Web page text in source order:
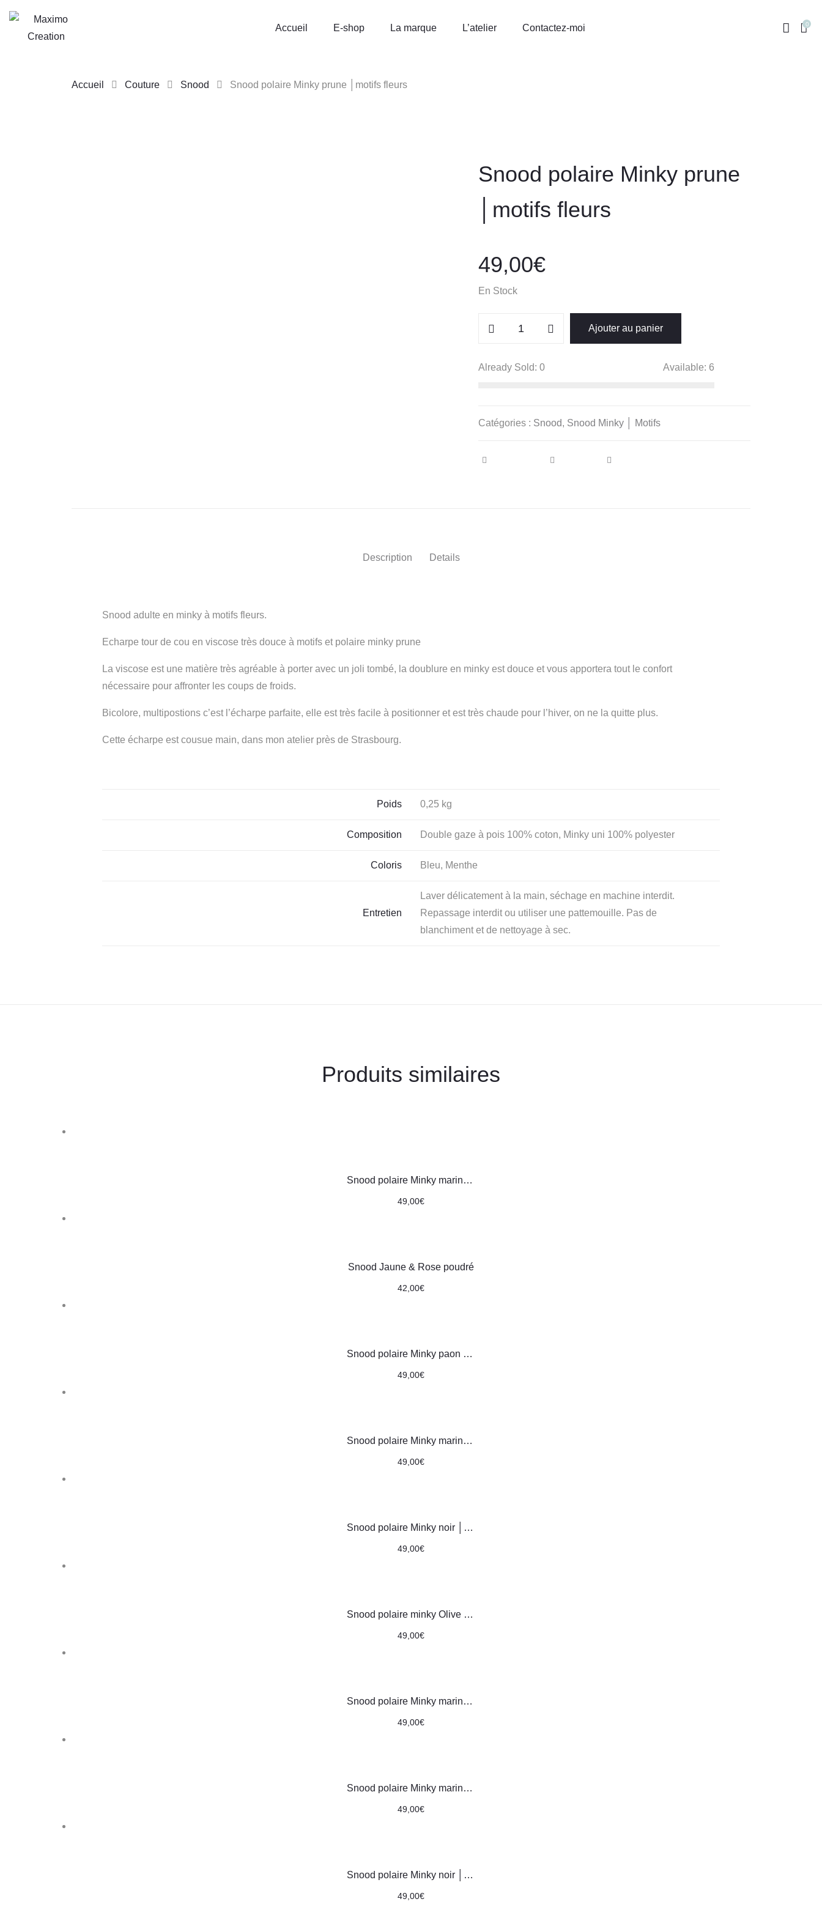
Accueil E-shop La marque L’atelier Contactez-moi 0
Accueil Couture Snood Snood polaire Minky prune │motifs fleurs
Snood polaire Minky prune
│motifs fleurs
49,00€
En Stock
polaire
│motifs
Ajouter au panier
Already Sold: 0 Available: 6
Catégories : Snood, Snood Minky │ Motifs
Description Details
Snood adulte en minky à motifs fleurs.
Echarpe tour de cou en viscose très douce à motifs et polaire minky prune
La viscose est une matière très agréable à porter avec un joli tombé, la doublure en minky est douce et vous apportera tout le confort
nécessaire pour affronter les coups de froids.
Bicolore, multipostions c’est l’écharpe parfaite, elle est très facile à positionner et est très chaude pour l’hiver, on ne la quitte plus.
Cette écharpe est cousue main, dans mon atelier près de Strasbourg.
Poids 0,25 kg
Composition Double gaze à pois 100% coton, Minky uni 100% polyester
Coloris Bleu, Menthe
Entretien
Laver délicatement à la main, séchage en machine interdit.
Repassage interdit ou utiliser une pattemouille. Pas de
blanchiment et de nettoyage à sec.
Produits similaires
Snood polaire Minky marine │ motifs petites fleurs multicolores
49,00€
Snood Jaune & Rose poudré
42,00€
Snood polaire Minky paon │ motifs grandes fleurs multicolores
49,00€
Snood polaire Minky marine │ motifs petites fleurs bleues et roses
49,00€
Snood polaire Minky noir │ motifs grandes fleurs multicolores
49,00€
Snood polaire minky Olive │ Vert mousse
49,00€
Snood polaire Minky marine │ motifs petites fleurs rouilles
49,00€
Snood polaire Minky marine │ motifs grandes fleurs multicolores
49,00€
Snood polaire Minky noir │ motifs grandes fleurs multicolores
49,00€